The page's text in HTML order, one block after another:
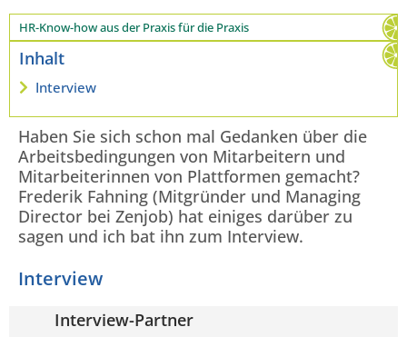
HR-Know-how aus der Praxis für die Praxis
Inhalt
Interview
Haben Sie sich schon mal Gedanken über die
Arbeitsbedingungen von Mitarbeitern und
Mitarbeiterinnen von Plattformen gemacht?
Frederik Fahning (Mitgründer und Managing
Director bei Zenjob) hat einiges darüber zu
sagen und ich bat ihn zum Interview.
Interview
Interview-Partner